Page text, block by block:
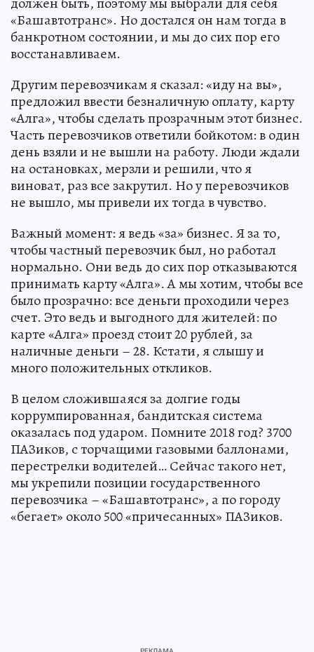
«Башавтотранс». Но достался он нам тогда в
банкротном состоянии, и мы до сих пор его
восстанавливаем.
Другим перевозчикам я сказал: «иду на вы»,
предложил ввести безналичную оплату, карту
«Алга», чтобы сделать прозрачным этот бизнес.
Часть перевозчиков ответили бойкотом: в один
день взяли и не вышли на работу. Люди ждали
на остановках, мерзли и решили, что я
виноват, раз все закрутил. Но у перевозчиков
не вышло, мы привели их тогда в чувство.
Важный момент: я ведь «за» бизнес. Я за то,
чтобы частный перевозчик был, но работал
нормально. Они ведь до сих пор отказываются
принимать карту «Алга». А мы хотим, чтобы все
было прозрачно: все деньги проходили через
счет. Это ведь и выгодного для жителей: по
карте «Алга» проезд стоит 20 рублей, за
наличные деньги – 28. Кстати, я слышу и
много положительных откликов.
В целом сложившаяся за долгие годы
коррумпированная, бандитская система
оказалась под ударом. Помните 2018 год? 3700
ПАЗиков, с торчащими газовыми баллонами,
перестрелки водителей… Сейчас такого нет,
мы укрепили позиции государственного
перевозчика – «Башавтотранс», а по городу
«бегает» около 500 «причесанных» ПАЗиков.